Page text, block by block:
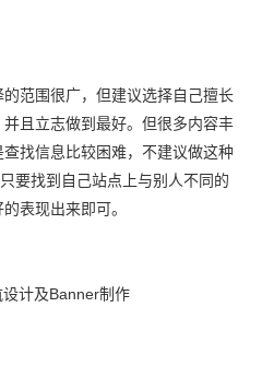
范围很广，但建议选择自己擅长
且立志做到最好。但很多内容丰
找信息比较困难，不建议做这种
要找到自己站点上与别人不同的
表现出来即可。
计及Banner制作